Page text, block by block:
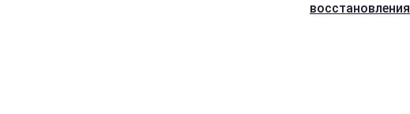
восстановления